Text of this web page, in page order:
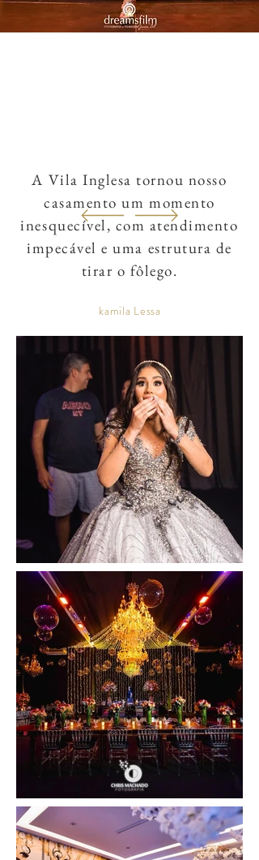
A Vila Inglesa tornou nosso
casamento um momento
inesquecível, com atendimento
impecável e uma estrutura de
tirar o fôlego.
kamila Lessa